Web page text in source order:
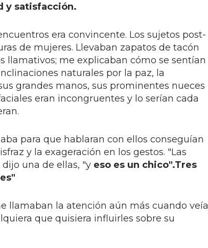
y satisfacción.
era convincente. Los sujetos post-
de mujeres. Llevaban zapatos de tacón
llamativos; me explicaban cómo se sentían
naturales por la paz, la
grandes manos, sus prominentes nueces
eran incongruentes y lo serían cada
para que hablaran con ellos conseguían
y la exageración en los gestos. "Las
una de ellas, "y eso es un chico".Tres
llamaban la atención aún más cuando veía
que quisiera influirles sobre su